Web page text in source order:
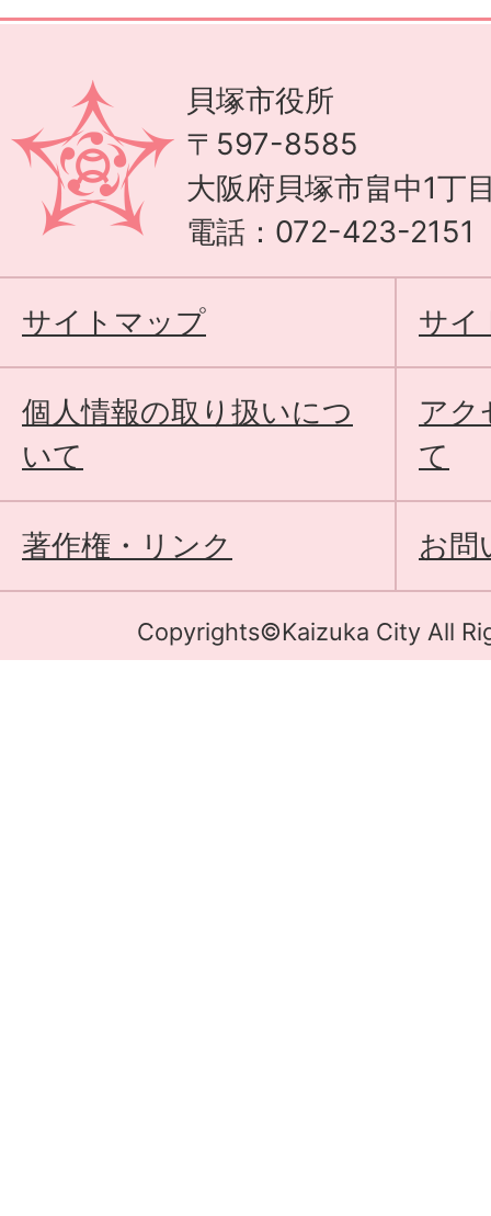
貝塚市役所
〒597-8585
大阪府貝塚市畠中1丁
電話：072-423-2151
サイトマップ サイ
個人情報の取り扱いにつ
いて
アク
て
著作権・リンク お問
Copyrights©Kaizuka City All